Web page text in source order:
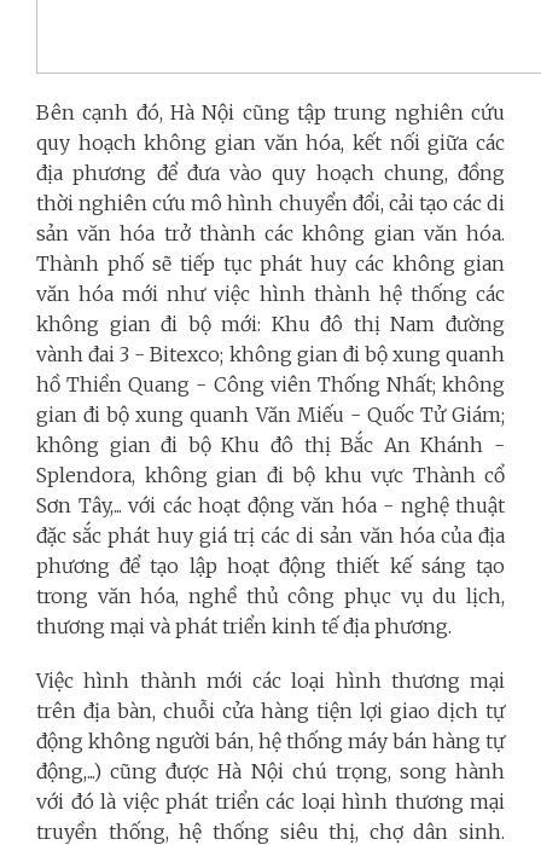
Bên cạnh đó, Hà Nội cũng tập trung nghiên cứu
quy hoạch không gian văn hóa, kết nối giữa các
địa phương để đưa vào quy hoạch chung, đồng
thời nghiên cứu mô hình chuyển đổi, cải tạo các di
sản văn hóa trở thành các không gian văn hóa.
Thành phố sẽ tiếp tục phát huy các không gian
văn hóa mới như việc hình thành hệ thống các
không gian đi bộ mới: Khu đô thị Nam đường
vành đai 3 - Bitexco; không gian đi bộ xung quanh
hồ Thiền Quang - Công viên Thống Nhất; không
gian đi bộ xung quanh Văn Miếu - Quốc Tử Giám;
không gian đi bộ Khu đô thị Bắc An Khánh -
Splendora, không gian đi bộ khu vực Thành cổ
Sơn Tây,... với các hoạt động văn hóa - nghệ thuật
đặc sắc phát huy giá trị các di sản văn hóa của địa
phương để tạo lập hoạt động thiết kế sáng tạo
trong văn hóa, nghề thủ công phục vụ du lịch,
thương mại và phát triển kinh tế địa phương.
Việc hình thành mới các loại hình thương mại
trên địa bàn, chuỗi cửa hàng tiện lợi giao dịch tự
động không người bán, hệ thống máy bán hàng tự
động,...) cũng được Hà Nội chú trọng, song hành
với đó là việc phát triển các loại hình thương mại
truyền thống, hệ thống siêu thị, chợ dân sinh.